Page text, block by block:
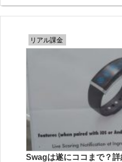
リアル課金
Swagは遂にココまで？